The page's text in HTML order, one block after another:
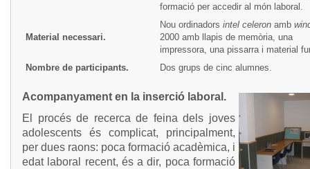
formació per accedir al món laboral.
Material necessari.
Nou ordinadors intel celeron amb
2000 amb llapis de memòria, una
impressora, una pissarra i material
Nombre de participants.
Dos grups de cinc alumnes.
Acompanyament en la inserció laboral.
El procés de recerca de feina dels joves
adolescents és complicat, principalment,
per dues raons: poca formació acadèmica, i
edat laboral recent, és a dir, poca formació